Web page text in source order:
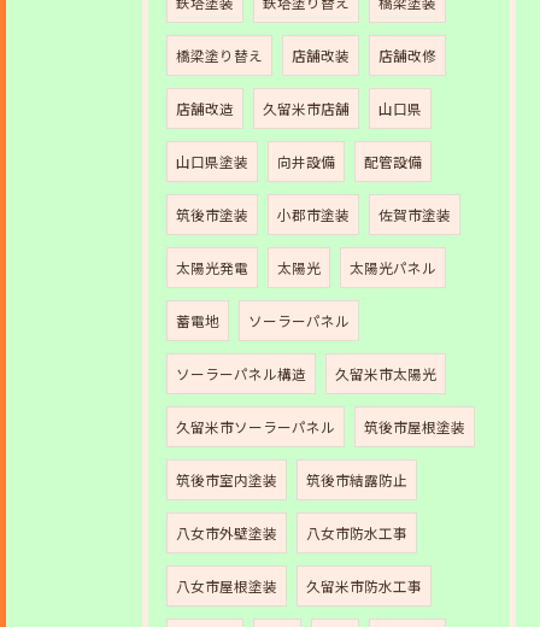
橋梁塗り替え 店舗改装 店舗改修
店舗改造 久留米市店舗 山口県
山口県塗装 向井設備 配管設備
筑後市塗装 小郡市塗装 佐賀市塗装
太陽光発電 太陽光 太陽光パネル
蓄電地 ソーラーパネル
ソーラーパネル構造 久留米市太陽光
久留米市ソーラーパネル 筑後市屋根塗装
筑後市室内塗装 筑後市結露防止
八女市外壁塗装 八女市防水工事
八女市屋根塗装 久留米市防水工事